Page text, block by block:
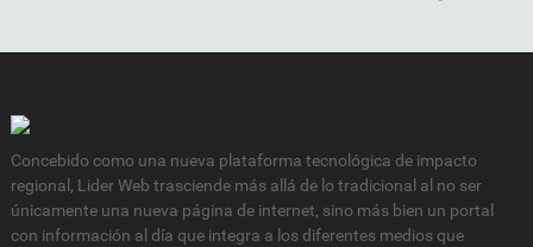
Concebido como una nueva plataforma tecnológica de impacto
regional, Lider Web trasciende más allá de lo tradicional al no ser
únicamente una nueva página de internet, sino más bien un portal
con información al día que integra a los diferentes medios que